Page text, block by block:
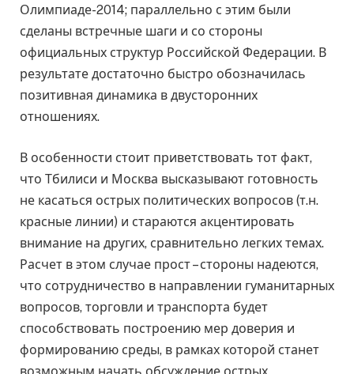
Олимпиаде-2014; параллельно с этим были
сделаны встречные шаги и со стороны
официальных структур Российской Федерации. В
результате достаточно быстро обозначилась
позитивная динамика в двусторонних
отношениях.
В особенности стоит приветствовать тот факт,
что Тбилиси и Москва высказывают готовность
не касаться острых политических вопросов (т.н.
красные линии) и стараются акцентировать
внимание на других, сравнительно легких темах.
Расчет в этом случае прост – стороны надеются,
что сотрудничество в направлении гуманитарных
вопросов, торговли и транспорта будет
способствовать построению мер доверия и
формированию среды, в рамках которой станет
возможным начать обсуждение острых